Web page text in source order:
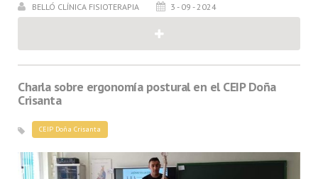
BELLÓ CLÍNICA FISIOTERAPIA 3 - 09 - 2024
Charla sobre ergonomía postural en el CEIP Doña
Crisanta
CEIP Doña Crisanta